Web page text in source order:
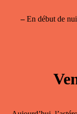
–En début de